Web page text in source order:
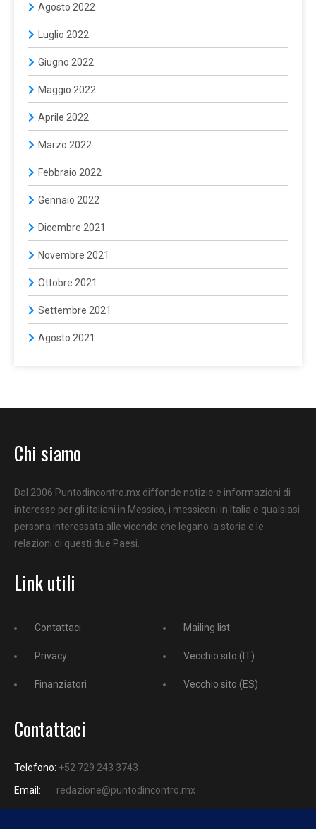
Agosto 2022
Luglio 2022
Giugno 2022
Maggio 2022
Aprile 2022
Marzo 2022
Febbraio 2022
Gennaio 2022
Dicembre 2021
Novembre 2021
Ottobre 2021
Settembre 2021
Agosto 2021
Chi siamo
Dal 2006 Puntodincontro.mx diffonde notizie e informazioni di
interesse per gli italiani in Messico, i messicani in Italia e qualsiasi
persona interessata alle vicende che legano la storia e le
relazioni di questi due Paesi.
Link utili
Contattaci
Privacy
Finanziatori
Mailing list
Vecchio sito (IT)
Vecchio sito (ES)
Contattaci
Telefono: +52 729 243 3743
Email:
redazione@puntodincontro.mx